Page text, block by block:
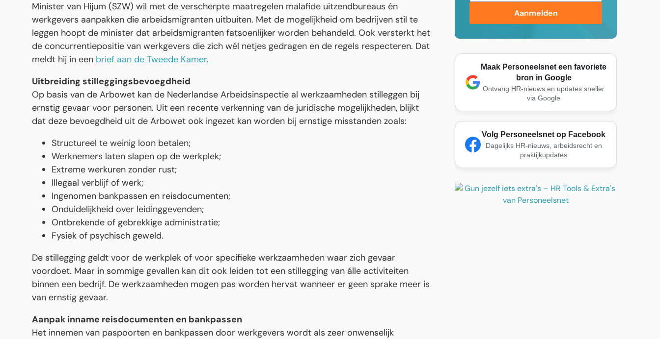
Minister van Hijum (SZW) wil met de verscherpte maatregelen malafide uitzendbureaus én
werkgevers aanpakken die arbeidsmigranten uitbuiten. Met de mogelijkheid om bedrijven stil te
leggen hoopt de minister dat arbeidsmigranten fatsoenlijker worden behandeld. Ook versterkt het
de concurrentiepositie van werkgevers die zich wél netjes gedragen en de regels respecteren. Dat
meldt hij in een brief aan de Tweede Kamer.
Uitbreiding stilleggingsbevoegdheid
Op basis van de Arbowet kan de Nederlandse Arbeidsinspectie al werkzaamheden stilleggen bij
ernstig gevaar voor personen. Uit een recente verkenning van de juridische mogelijkheden, blijkt
dat deze bevoegdheid uit de Arbowet ook ingezet kan worden bij ernstige misstanden zoals:
Structureel te weinig loon betalen;
Werknemers laten slapen op de werkplek;
Extreme werkuren zonder rust;
Illegaal verblijf of werk;
Ingenomen bankpassen en reisdocumenten;
Onduidelijkheid over leidinggevenden;
Ontbrekende of gebrekkige administratie;
Fysiek of psychisch geweld.
De stillegging geldt voor de werkplek of voor specifieke werkzaamheden waar zich gevaar
voordoet. Maar in sommige gevallen kan dit ook leiden tot een stillegging van álle activiteiten
binnen een bedrijf. De werkzaamheden mogen pas worden hervat wanneer er geen sprake meer is
van ernstig gevaar.
Aanpak inname reisdocumenten en bankpassen
Het innemen van paspoorten en bankpassen door werkgevers wordt als zeer onwenselijk
Aanmelden
Maak Personeelsnet een favoriete
bron in Google
Ontvang HR-nieuws en updates sneller
via Google
Volg Personeelsnet op Facebook
Dagelijks HR-nieuws, arbeidsrecht en
praktijkupdates